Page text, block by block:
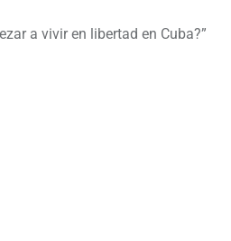
a vivir en libertad en Cuba?”